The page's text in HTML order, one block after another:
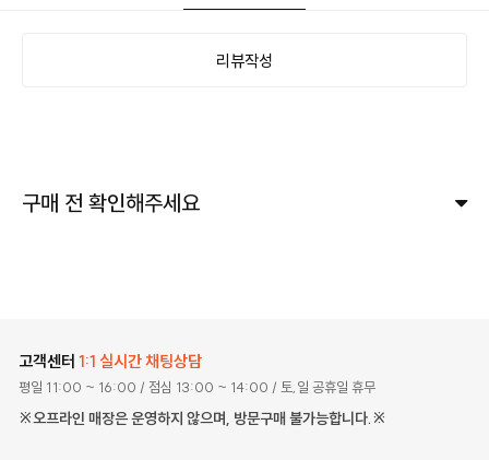
리뷰작성
구매 전 확인해주세요
고객센터 1:1 실시간 채팅상담
평일 11:00 ~ 16:00 / 점심 13:00 ~ 14:00 / 토,일 공휴일 휴무
※오프라인 매장은 운영하지 않으며, 방문구매 불가능합니다.※